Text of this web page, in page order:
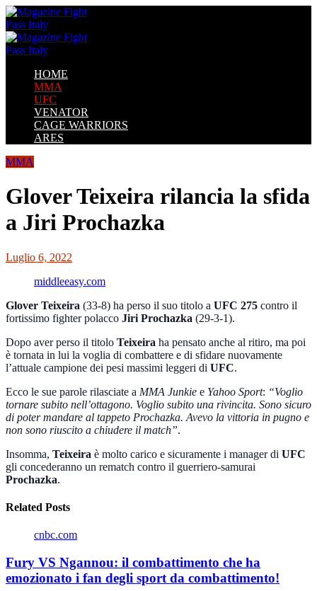
HOME
MMA
UFC
VENATOR
CAGE WARRIORS
ARES
MMA
Glover Teixeira rilancia la sfida
a Jiri Prochazka
Luglio 6, 2022
middleeasy.com
Glover Teixeira (33-8) ha perso il suo titolo a UFC 275 contro il
fortissimo fighter polacco Jiri Prochazka (29-3-1).
Dopo aver perso il titolo Teixeira ha pensato anche al ritiro, ma poi
è tornata in lui la voglia di combattere e di sfidare nuovamente
l’attuale campione dei pesi massimi leggeri di UFC.
Ecco le sue parole rilasciate a MMA Junkie e Yahoo Sport: “Voglio
tornare subito nell’ottagono. Voglio subito una rivincita. Sono sicuro
di poter mandare al tappeto Prochazka. Avevo la vittoria in pugno e
non sono riuscito a chiudere il match”.
Insomma, Teixeira è molto carico e sicuramente i manager di UFC
gli concederanno un rematch contro il guerriero-samurai
Prochazka.
Related Posts
cnbc.com
Fury VS Ngannou: il combattimento che ha
emozionato i fan degli sport da combattimento!